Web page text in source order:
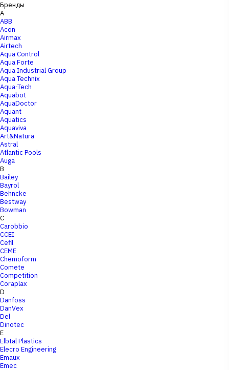
Бренды
A
ABB
Acon
Airmax
Airtech
Aqua Control
Aqua Forte
Aqua Industrial Group
Aqua Technix
Aqua-Tech
Aquabot
AquaDoctor
Aquant
Aquatics
Aquaviva
Art&Natura
Astral
Atlantic Pools
Auga
B
Bailey
Bayrol
Behncke
Bestway
Bowman
C
Carobbio
CCEI
Cefil
CEME
Chemoform
Comete
Competition
Coraplax
D
Danfoss
DanVex
Del
Dinotec
E
Elbtal Plastics
Elecro Engineering
Emaux
Emec